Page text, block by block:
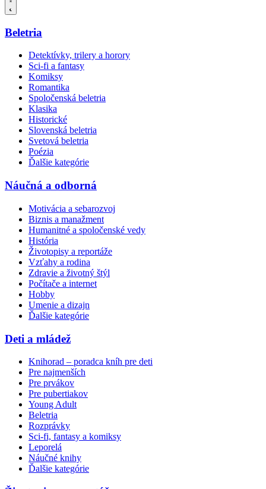
Beletria
Detektívky, trilery a horory
Sci-fi a fantasy
Komiksy
Romantika
Spoločenská beletria
Klasika
Historické
Slovenská beletria
Svetová beletria
Poézia
Ďalšie kategórie
Náučná a odborná
Motivácia a sebarozvoj
Biznis a manažment
Humanitné a spoločenské vedy
História
Životopisy a reportáže
Vzťahy a rodina
Zdravie a životný štýl
Počítače a internet
Hobby
Umenie a dizajn
Ďalšie kategórie
Deti a mládež
Knihorad – poradca kníh pre deti
Pre najmenších
Pre prvákov
Pre pubertiakov
Young Adult
Beletria
Rozprávky
Sci-fi, fantasy a komiksy
Leporelá
Náučné knihy
Ďalšie kategórie